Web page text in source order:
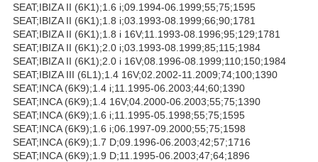
SEAT;IBIZA II (6K1);1.6 i;09.1994-06.1999;55;75;1595
SEAT;IBIZA II (6K1);1.8 i;03.1993-08.1999;66;90;1781
SEAT;IBIZA II (6K1);1.8 i 16V;11.1993-08.1996;95;129;1781
SEAT;IBIZA II (6K1);2.0 i;03.1993-08.1999;85;115;1984
SEAT;IBIZA II (6K1);2.0 i 16V;08.1996-08.1999;110;150;1984
SEAT;IBIZA III (6L1);1.4 16V;02.2002-11.2009;74;100;1390
SEAT;INCA (6K9);1.4 i;11.1995-06.2003;44;60;1390
SEAT;INCA (6K9);1.4 16V;04.2000-06.2003;55;75;1390
SEAT;INCA (6K9);1.6 i;11.1995-05.1998;55;75;1595
SEAT;INCA (6K9);1.6 i;06.1997-09.2000;55;75;1598
SEAT;INCA (6K9);1.7 D;09.1996-06.2003;42;57;1716
SEAT;INCA (6K9);1.9 D;11.1995-06.2003;47;64;1896